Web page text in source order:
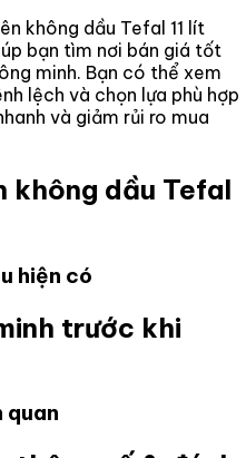
không dầu Tefal 11 lít
bạn tìm nơi bán giá tốt
minh. Bạn có thể xem
lệch và chọn lựa phù hợp
và giảm rủi ro mua
không dầu Tefal
hiện có
trước khi
quan